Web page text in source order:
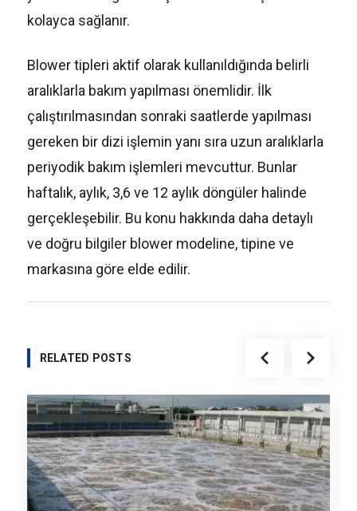
kolayca sağlanır.
Blower tipleri aktif olarak kullanıldığında belirli
aralıklarla bakım yapılması önemlidir. İlk
çalıştırılmasından sonraki saatlerde yapılması
gereken bir dizi işlemin yanı sıra uzun aralıklarla
periyodik bakım işlemleri mevcuttur. Bunlar
haftalık, aylık, 3,6 ve 12 aylık döngüler halinde
gerçekleşebilir. Bu konu hakkında daha detaylı
ve doğru bilgiler blower modeline, tipine ve
markasına göre elde edilir.
RELATED POSTS